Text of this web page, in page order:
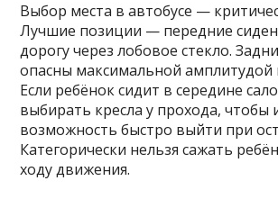
Выбор места в автобусе —
Лучшие позиции — передние
дорогу через лобовое стекло.
опасны максимальной амплитудой
Если ребёнок сидит в середине
выбирать кресла у прохода, чтобы
возможность быстро выйти при
Категорически нельзя сажать
ходу движения.